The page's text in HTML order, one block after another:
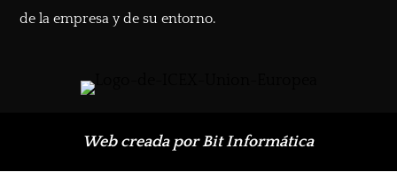
de la empresa y de su entorno.
Web creada por Bit Informática